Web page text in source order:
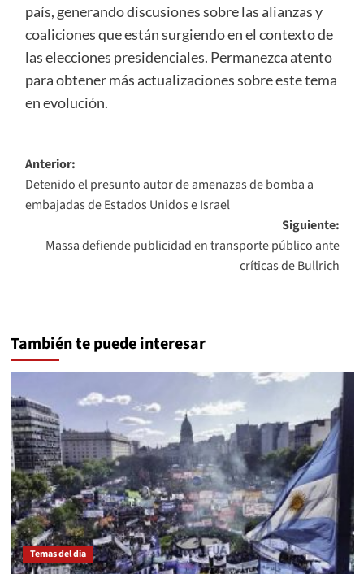
país, generando discusiones sobre las alianzas y
coaliciones que están surgiendo en el contexto de
las elecciones presidenciales. Permanezca atento
para obtener más actualizaciones sobre este tema
en evolución.
Navegación
de
entradas
Anterior:
Detenido el presunto autor de amenazas de bomba a
embajadas de Estados Unidos e Israel
Siguiente:
Massa defiende publicidad en transporte público ante
críticas de Bullrich
También te puede interesar
Temas del dia